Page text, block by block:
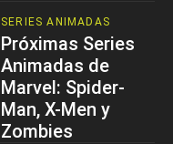
SERIES ANIMADAS
Próximas Series
Animadas de
Marvel: Spider-
Man, X-Men y
Zombies